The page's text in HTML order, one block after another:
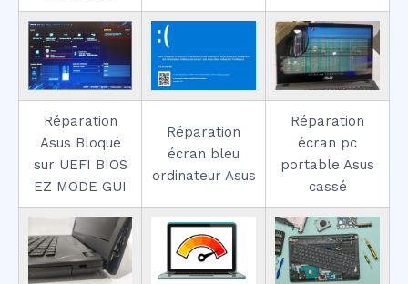
Réparation
Asus Bloqué
sur UEFI BIOS
EZ MODE GUI
Réparation
écran bleu
ordinateur Asus
Réparation
écran pc
portable Asus
cassé